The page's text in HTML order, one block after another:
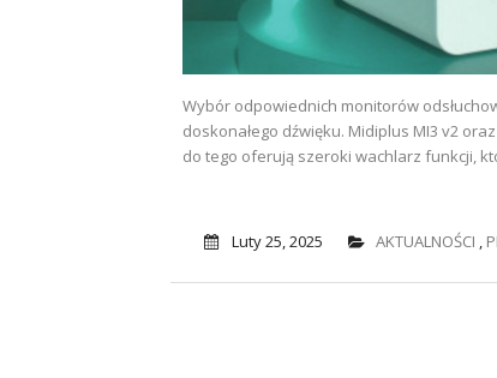
Wybór odpowiednich monitorów
doskonałego dźwięku. Midiplus MI3 v2
do tego oferują szeroki wachlarz funkcji,
Luty 25, 2025
AKTUALNOŚCI ,